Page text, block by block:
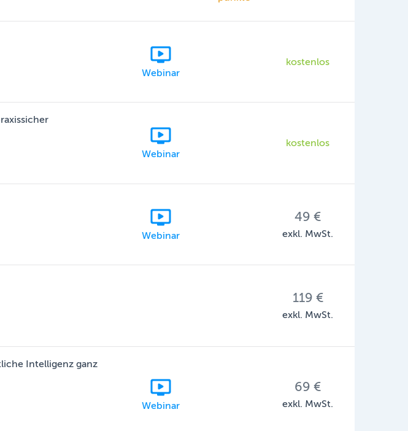
Webinar
kostenlos
Webinar
kostenlos
Webinar
49 €
exkl. MwSt.
119 €
exkl. MwSt.
Intelligenz ganz
Webinar
69 €
exkl. MwSt.